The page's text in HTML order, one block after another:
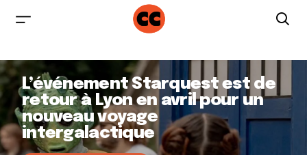
L’événement Starquest est de
retour à Lyon en avril pour un
nouveau voyage
intergalactique